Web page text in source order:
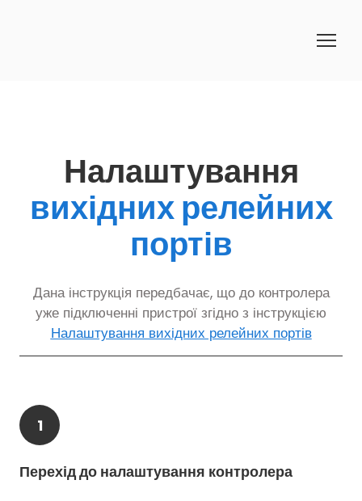
Налаштування
вихідних релейних
портів
Дана інструкція передбачає, що до контролера
уже підключенні пристрої згідно з інструкцією
Налаштування вихідних релейних портів
1
Перехід до налаштування контролера